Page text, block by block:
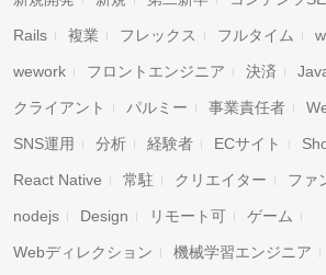
Rails 複業 フレックス フルタイム
wework フロントエンジニア 決済
クライアント パルミー 事業責任者
SNS運用 分析 経験者 ECサイト
React Native 常駐 クリエイター ファ
nodejs Design リモート可 ゲーム
Webディレクション 機械学習エンジニア